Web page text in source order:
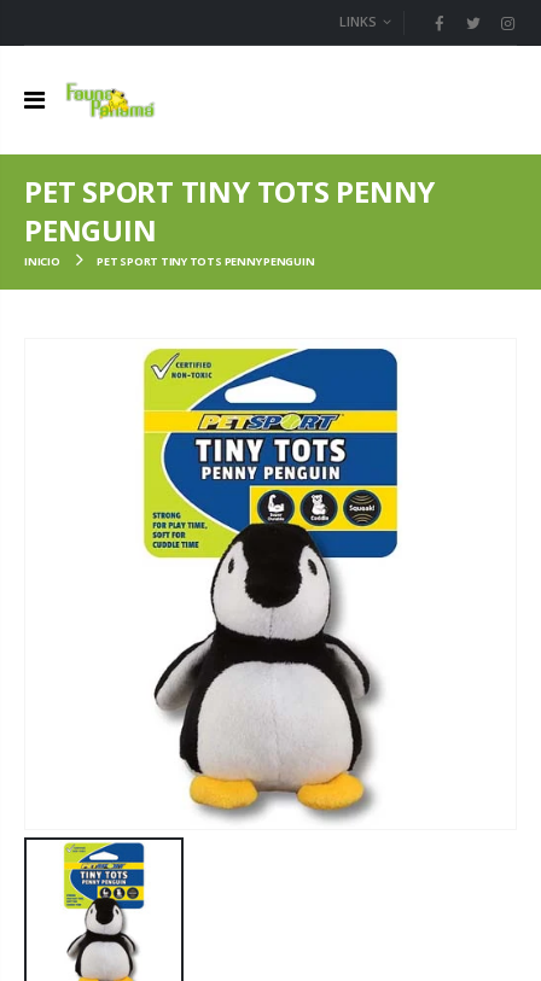
LINKS
PET SPORT TINY TOTS PENNY
PENGUIN
INICIO PET SPORT TINY TOTS PENNY PENGUIN